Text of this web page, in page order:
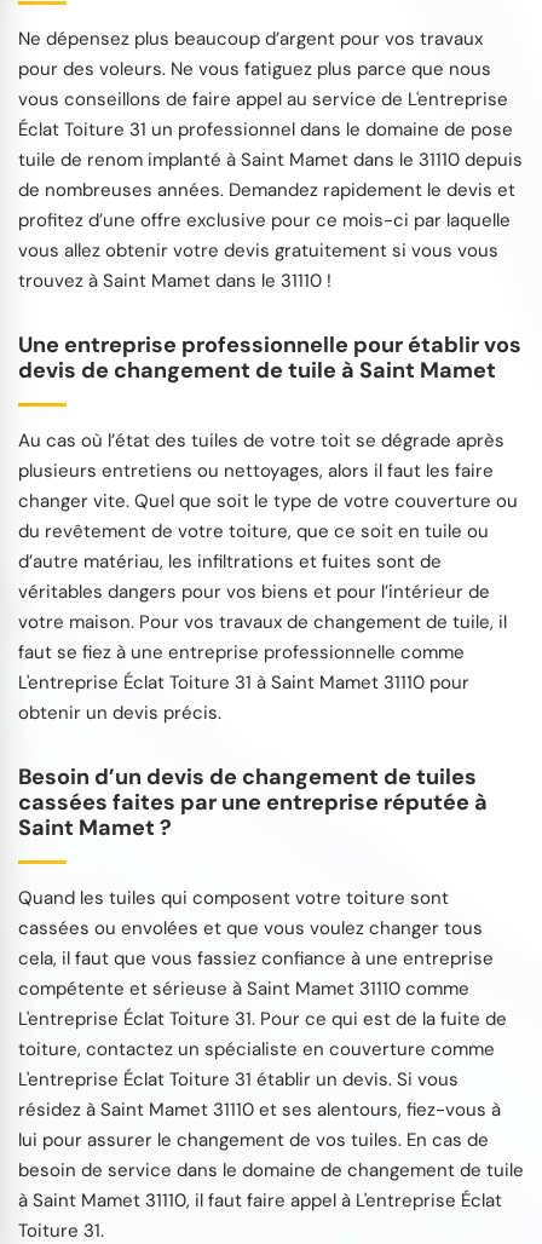
Ne dépensez plus beaucoup d’argent pour vos travaux
pour des voleurs. Ne vous fatiguez plus parce que nous
vous conseillons de faire appel au service de L'entreprise
Éclat Toiture 31 un professionnel dans le domaine de pose
tuile de renom implanté à Saint Mamet dans le 31110 depuis
de nombreuses années. Demandez rapidement le devis et
profitez d’une offre exclusive pour ce mois-ci par laquelle
vous allez obtenir votre devis gratuitement si vous vous
trouvez à Saint Mamet dans le 31110 !
Une entreprise professionnelle pour établir vos
devis de changement de tuile à Saint Mamet
Au cas où l’état des tuiles de votre toit se dégrade après
plusieurs entretiens ou nettoyages, alors il faut les faire
changer vite. Quel que soit le type de votre couverture ou
du revêtement de votre toiture, que ce soit en tuile ou
d’autre matériau, les infiltrations et fuites sont de
véritables dangers pour vos biens et pour l’intérieur de
votre maison. Pour vos travaux de changement de tuile, il
faut se fiez à une entreprise professionnelle comme
L'entreprise Éclat Toiture 31 à Saint Mamet 31110 pour
obtenir un devis précis.
Besoin d’un devis de changement de tuiles
cassées faites par une entreprise réputée à
Saint Mamet ?
Quand les tuiles qui composent votre toiture sont
cassées ou envolées et que vous voulez changer tous
cela, il faut que vous fassiez confiance à une entreprise
compétente et sérieuse à Saint Mamet 31110 comme
L'entreprise Éclat Toiture 31. Pour ce qui est de la fuite de
toiture, contactez un spécialiste en couverture comme
L'entreprise Éclat Toiture 31 établir un devis. Si vous
résidez à Saint Mamet 31110 et ses alentours, fiez-vous à
lui pour assurer le changement de vos tuiles. En cas de
besoin de service dans le domaine de changement de tuile
à Saint Mamet 31110, il faut faire appel à L'entreprise Éclat
Toiture 31.